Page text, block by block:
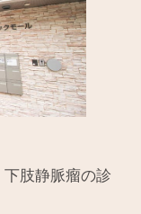
肢静脈瘤の診